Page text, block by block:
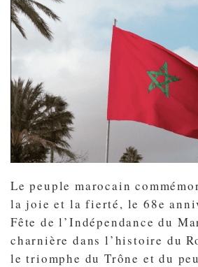
Le peuple marocain
la joie et la fierté, le 68e
Fête de l’Indépendance du
charnière dans l’histoire du
le triomphe du Trône et du